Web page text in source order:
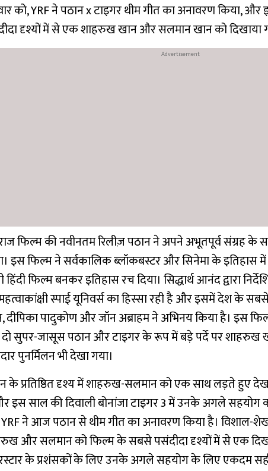
को, YRF ने पठान x टाइगर थीम गीत का अनावरण किया,
दृश्यों में से एक शाहरुख खान और सलमान खान को दिखाया
फिल्म की नवीनतम रिलीज़ पठान ने अपने अभूतपूर्व संग्रह
इस फिल्म ने सर्वकालिक ब्लॉकबस्टर और सिनेमा के इतिहास
हिंदी फिल्म बनकर इतिहास रच दिया। सिद्धार्थ आनंद द्वारा
स्पाई यूनिवर्स का हिस्सा रही है और इसमें देश के
दीपिका पादुकोण और जॉन अब्राहम ने अभिनय किया है। इस
दो सुपर-जासूस पठान और टाइगर के रूप में बड़े पर्दे पर
पुनर्मिलन भी देखा गया।
के प्रतिष्ठित दृश्य में शाहरुख-सलमान को एक साथ लड़ते हुए
इस साल की दिवाली बोनांजा टाइगर 3 में उनके अगले सहयोग
ने आज पठान से थीम गीत का अनावरण किया है। विशाल-
और सलमान को फिल्म के सबसे पसंदीदा दृश्यों में से एक
के प्रशंसकों के लिए उनके अगले सहयोग के लिए एकदम